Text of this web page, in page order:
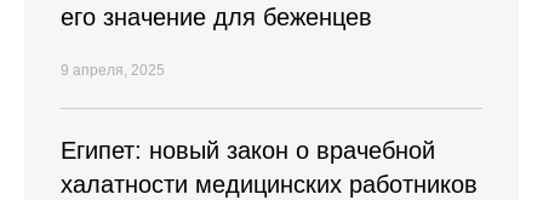
его значение для беженцев
9 апреля, 2025
Египет: новый закон о врачебной
халатности медицинских работников